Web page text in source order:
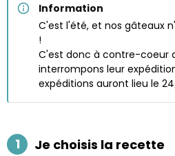
Information
C'est l'été, et nos gâteaux
!
C'est donc à contre-coeur
interrompons leur
expéditions auront lieu le
1 Je choisis la recette